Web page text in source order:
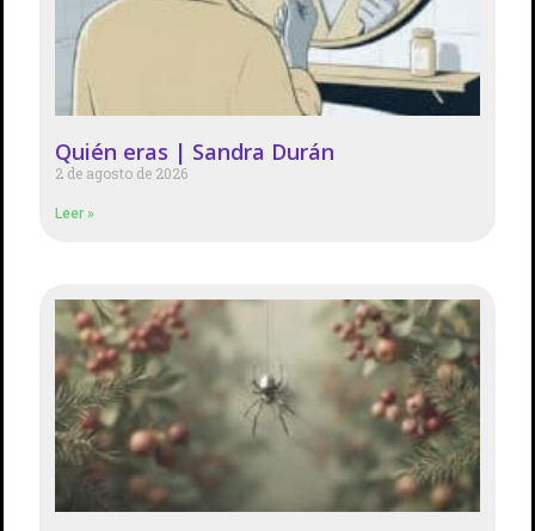
Quién eras | Sandra Durán
2 de agosto de 2026
Leer »